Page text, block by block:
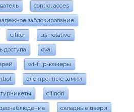
control acces
заблокирование
cititor uși rotative
доступа oval
wi-fi ip-камеры
электронные замки
турникеты cilindri
складные двери